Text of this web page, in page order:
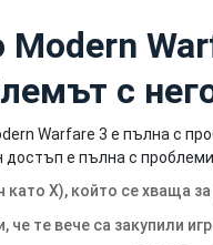
с
достъп е пълна с проблеми.
като X), който се хваща
те вече са закупили